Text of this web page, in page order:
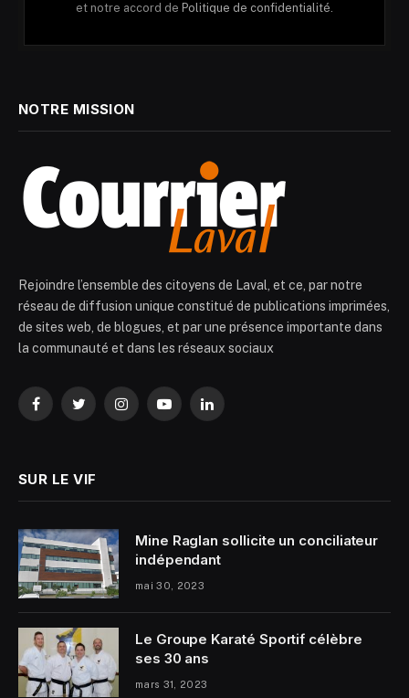
et notre accord de Politique de confidentialité.
NOTRE MISSION
Rejoindre l’ensemble des citoyens de Laval, et ce, par notre
réseau de diffusion unique constitué de publications imprimées,
de sites web, de blogues, et par une présence importante dans
la communauté et dans les réseaux sociaux
FacebookTwitterInstagramYouTubeLinkedIn
SUR LE VIF
Mine Raglan sollicite un conciliateur
indépendant
mai 30, 2023
Le Groupe Karaté Sportif célèbre
ses 30 ans
mars 31, 2023